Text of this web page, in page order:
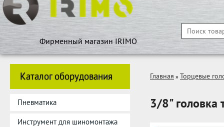
Фирменный магазин IRIMO
Каталог оборудования
Пневматика
Инструмент для шиномонтажа
Главная » Торцевые
3/8" головка